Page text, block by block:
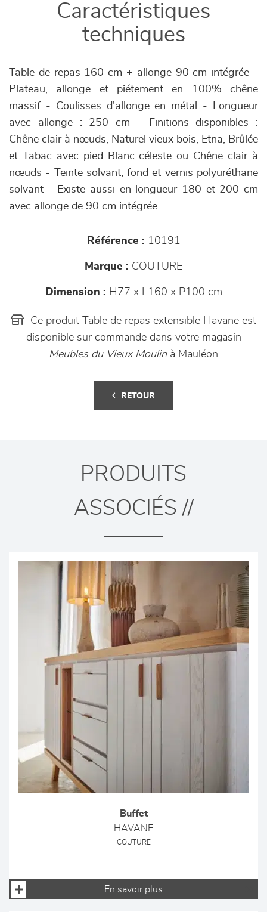
Caractéristiques
techniques
Table de repas 160 cm + allonge 90 cm intégrée -
Plateau, allonge et piétement en 100% chêne
massif - Coulisses d'allonge en métal - Longueur
avec allonge : 250 cm - Finitions disponibles :
Chêne clair à nœuds, Naturel vieux bois, Etna, Brûlée
et Tabac avec pied Blanc céleste ou Chêne clair à
nœuds - Teinte solvant, fond et vernis polyuréthane
solvant - Existe aussi en longueur 180 et 200 cm
avec allonge de 90 cm intégrée.
Référence : 10191
Marque : COUTURE
Dimension : H77 x L160 x P100 cm
Ce produit Table de repas extensible Havane est
disponible sur commande dans votre magasin
Meubles du Vieux Moulinà Mauléon
RETOUR
PRODUITS
ASSOCIÉS //
Buffet
HAVANE
COUTURE
En savoir plus